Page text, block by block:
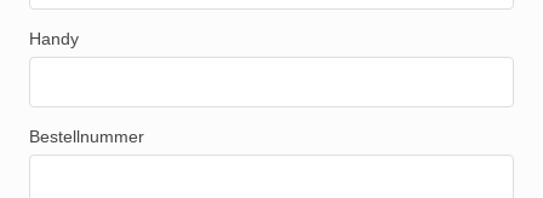
Handy
Bestellnummer